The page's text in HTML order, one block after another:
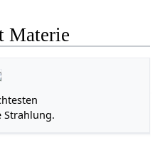
Materie
Strahlung.